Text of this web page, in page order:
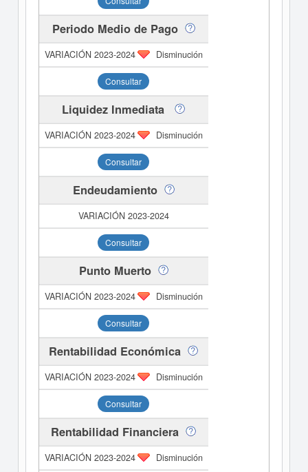
Periodo Medio de Pago
Disminución
Consultar
Liquidez Inmediata
Disminución
Consultar
Endeudamiento
Consultar
Punto Muerto
Disminución
Consultar
Rentabilidad Económica
Disminución
Consultar
Rentabilidad Financiera
Disminución